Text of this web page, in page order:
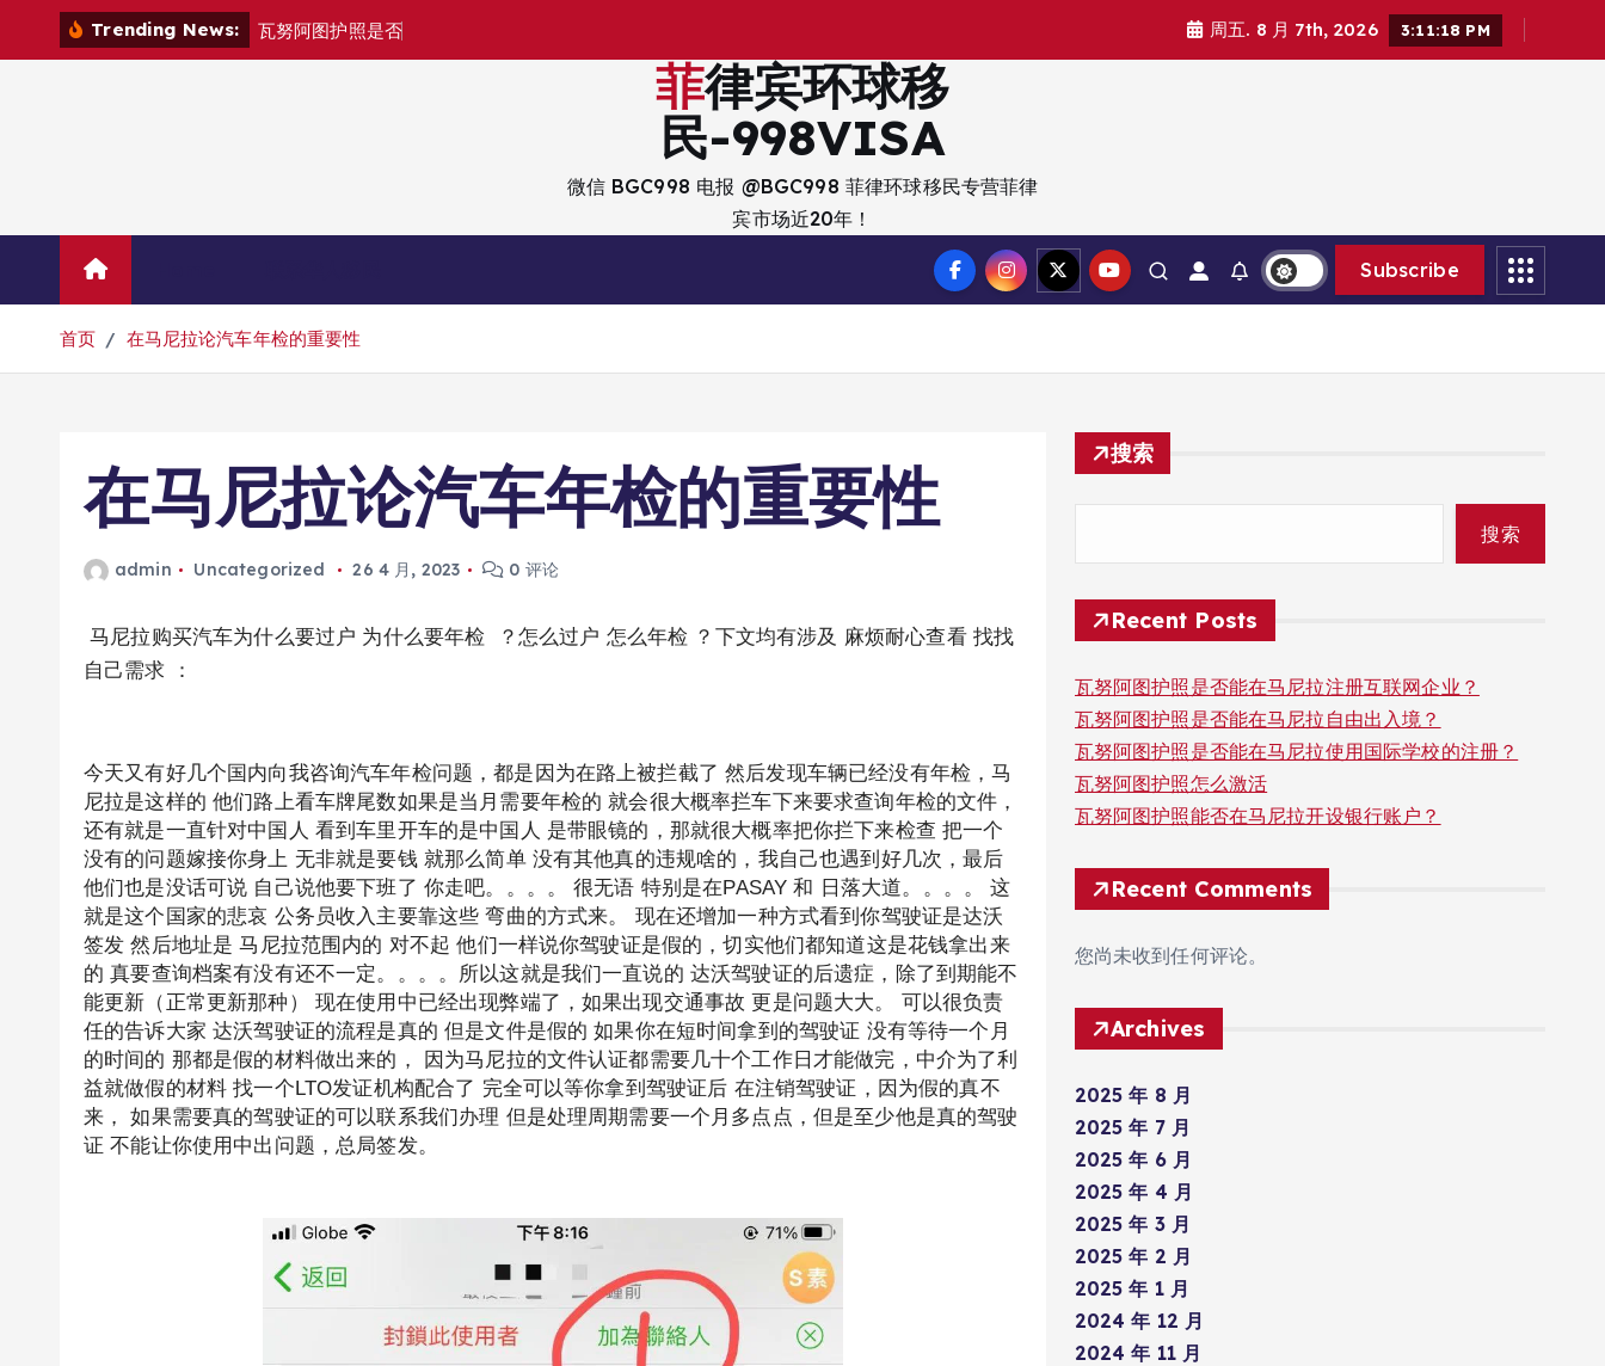
Trending News: 瓦努阿图护照是否 周五. 8 月 7th, 2026 3:11:19 PM
菲律宾环球移
民-998VISA
微信 BGC998 电报 @BGC998 菲律环球移民专营菲律
宾市场近20年！
Subscribe
首页 在马尼拉论汽车年检的重要性
在马尼拉论汽车年检的重要性
admin Uncategorized 26 4 月, 2023 0 评论
马尼拉购买汽车为什么要过户 为什么要年检 ？怎么过户 怎么年检 ？下文均有涉及 麻烦耐心查看 找找
自己需求 ：
今天又有好几个国内向我咨询汽车年检问题，都是因为在路上被拦截了 然后发现车辆已经没有年检，马
尼拉是这样的 他们路上看车牌尾数如果是当月需要年检的 就会很大概率拦车下来要求查询年检的文件，
还有就是一直针对中国人 看到车里开车的是中国人 是带眼镜的，那就很大概率把你拦下来检查 把一个
没有的问题嫁接你身上 无非就是要钱 就那么简单 没有其他真的违规啥的，我自己也遇到好几次，最后
他们也是没话可说 自己说他要下班了 你走吧。。。。 很无语 特别是在PASAY 和 日落大道。。。。 这
就是这个国家的悲哀 公务员收入主要靠这些 弯曲的方式来。 现在还增加一种方式看到你驾驶证是达沃
签发 然后地址是 马尼拉范围内的 对不起 他们一样说你驾驶证是假的，切实他们都知道这是花钱拿出来
的 真要查询档案有没有还不一定。。。。所以这就是我们一直说的 达沃驾驶证的后遗症，除了到期能不
能更新（正常更新那种） 现在使用中已经出现弊端了，如果出现交通事故 更是问题大大。 可以很负责
任的告诉大家 达沃驾驶证的流程是真的 但是文件是假的 如果你在短时间拿到的驾驶证 没有等待一个月
的时间的 那都是假的材料做出来的， 因为马尼拉的文件认证都需要几十个工作日才能做完，中介为了利
益就做假的材料 找一个LTO发证机构配合了 完全可以等你拿到驾驶证后 在注销驾驶证，因为假的真不
来， 如果需要真的驾驶证的可以联系我们办理 但是处理周期需要一个月多点点，但是至少他是真的驾驶
证 不能让你使用中出问题，总局签发。
搜索
搜索
Recent Posts
瓦努阿图护照是否能在马尼拉注册互联网企业？
瓦努阿图护照是否能在马尼拉自由出入境？
瓦努阿图护照是否能在马尼拉使用国际学校的注册？
瓦努阿图护照怎么激活
瓦努阿图护照能否在马尼拉开设银行账户？
Recent Comments
您尚未收到任何评论。
Archives
2025 年 8 月
2025 年 7 月
2025 年 6 月
2025 年 4 月
2025 年 3 月
2025 年 2 月
2025 年 1 月
2024 年 12 月
2024 年 11 月